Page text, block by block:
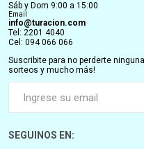
Sáb y Dom 9:00 a 15:00
Email
info@turacion.com
Tel: 2201 4040
Cel: 094 066 066
Suscribite para no perderte
sorteos y mucho más!
SEGUINOS EN: